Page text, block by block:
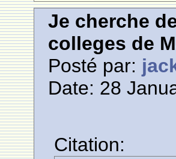
Je cherche
colleges de
Posté par:
Date: 28
Citation: